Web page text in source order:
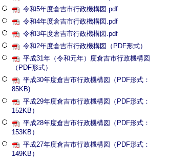
令和5年度倉吉市行政機構図.pdf
令和4年度倉吉市行政機構図.pdf
令和3年度倉吉市行政機構図.pdf
令和2年度倉吉市行政機構図（PDF形式）
平成31年（令和元年）度倉吉市行政機構図
（PDF形式）
平成30年度倉吉市行政機構図（PDF形式：
85KB)
平成29年度倉吉市行政機構図（PDF形式：
152KB）
平成28年度倉吉市行政機構図（PDF形式：
153KB）
平成27年度倉吉市行政機構図（PDF形式：
149KB）